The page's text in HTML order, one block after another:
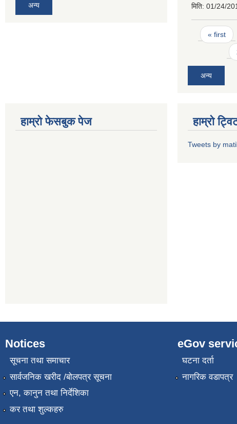
अन्य
मिति: 01/24/
Pages
« first
अन्य
हाम्राे फेसबुक पेज हाम्राे
Tweets by
Notices
सूचना तथा समाचार
सार्वजनिक खरीद /बोलपत्र सूचना
एन, कानुन तथा निर्देशिका
कर तथा शुल्कहरु
eGov
घटना दर्ता
नागरिक वडापत्र